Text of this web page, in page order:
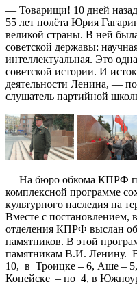
— Товарищи! 10 дней
55 лет полёта Юрия
великой страны. В ней
советской державы:
интеллектуальная. Это
советской истории. И
деятельности Ленина, —
слушатель партийной
— На бюро обкома КПРФ
комплексной программе
культурного наследия на
Вместе с постановлением,
отделения КПРФ выслан
памятников. В этой
памятникам В.И. Ленину. В
10, в Троицке – 6, Аше –
Копейске – по 4, в